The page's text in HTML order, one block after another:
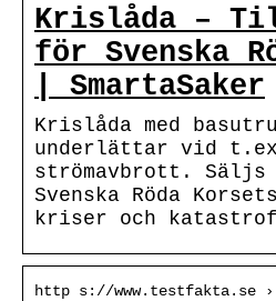
Krislåda –
för Svenska
| SmartaSaker
Krislåda med
underlättar vid
strömavbrott.
Svenska Röda
kriser och
http s://www.testfakta.se